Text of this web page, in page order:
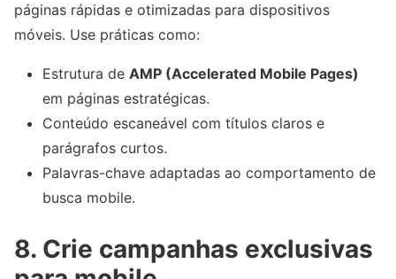
páginas rápidas e otimizadas para dispositivos
móveis. Use práticas como:
Estrutura de AMP (Accelerated Mobile Pages)
em páginas estratégicas.
Conteúdo escaneável com títulos claros e
parágrafos curtos.
Palavras-chave adaptadas ao comportamento de
busca mobile.
8. Crie campanhas exclusivas